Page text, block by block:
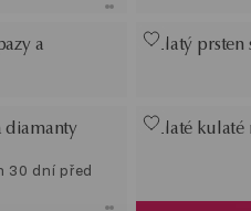
a
Zlatý prsten
diamanty
30 dní před
Zlaté kulaté